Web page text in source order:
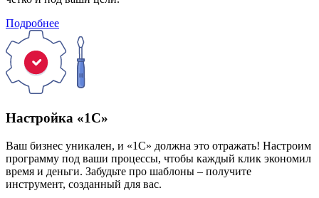
Подробнее
Настройка «1С»
Ваш бизнес уникален, и «1С» должна это отражать! Настроим
программу под ваши процессы, чтобы каждый клик экономил
время и деньги. Забудьте про шаблоны – получите
инструмент, созданный для вас.